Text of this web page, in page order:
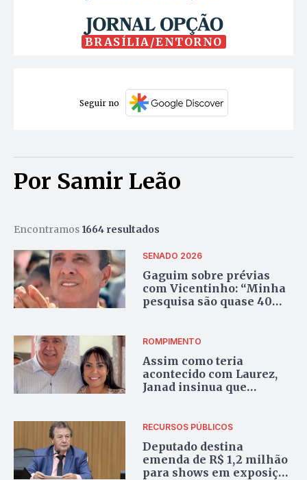
BRASÍLIA/ENTORNO
Seguir no
Por Samir Leão
Encontramos 1664 resultados
SENADO 2026
Gaguim sobre prévias
com Vicentinho: “Minha
pesquisa são quase 40
ROMPIMENTO
Assim como teria
acontecido com Laurez,
Janad insinua que
‘fofoca’
RECURSOS PÚBLICOS
Deputado destina
emenda de R$ 1,2 milhão
para shows em exposição